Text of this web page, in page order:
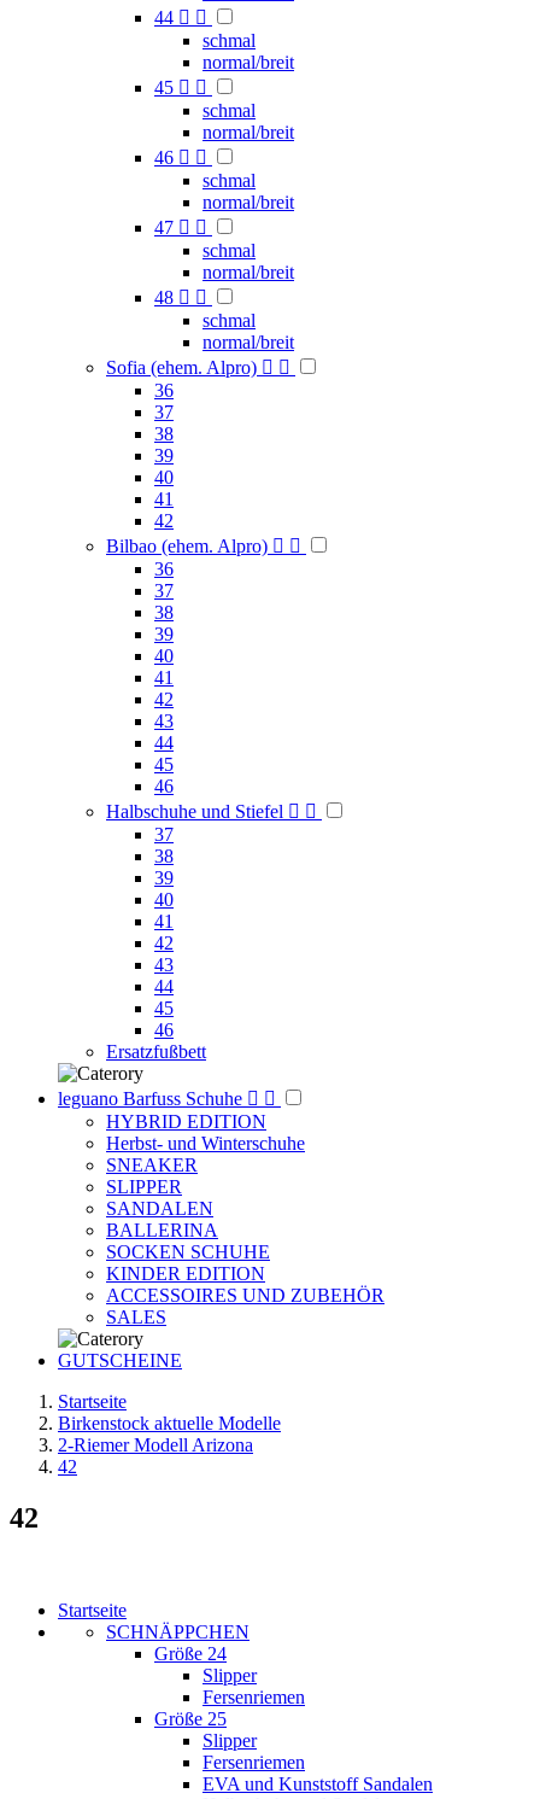
44  
schmal
normal/breit
45  
schmal
normal/breit
46  
schmal
normal/breit
47  
schmal
normal/breit
48  
schmal
normal/breit
Sofia (ehem. Alpro)  
36
37
38
39
40
41
42
Bilbao (ehem. Alpro)  
36
37
38
39
40
41
42
43
44
45
46
Halbschuhe und Stiefel  
37
38
39
40
41
42
43
44
45
46
Ersatzfußbett
leguano Barfuss Schuhe  
HYBRID EDITION
Herbst- und Winterschuhe
SNEAKER
SLIPPER
SANDALEN
BALLERINA
SOCKEN SCHUHE
KINDER EDITION
ACCESSOIRES UND ZUBEHÖR
SALES
GUTSCHEINE
Startseite
Birkenstock aktuelle Modelle
2-Riemer Modell Arizona
42
42
Startseite
SCHNÄPPCHEN
Größe 24
Slipper
Fersenriemen
Größe 25
Slipper
Fersenriemen
EVA und Kunststoff Sandalen